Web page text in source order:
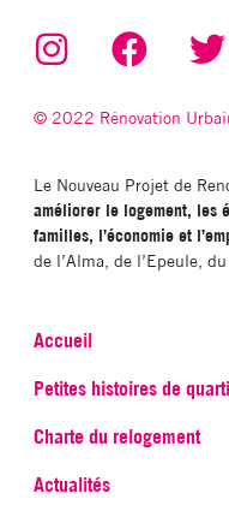
© 2022 Rénovation
Accueil
Petites histoires de
Charte du relogement
Actualités
Le Nouveau Projet de
améliorer le logement, les
familles, l’économie et
de l’Alma, de l’Epeule,